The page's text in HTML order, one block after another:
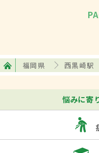
福岡県 西黒崎駅
悩みに寄